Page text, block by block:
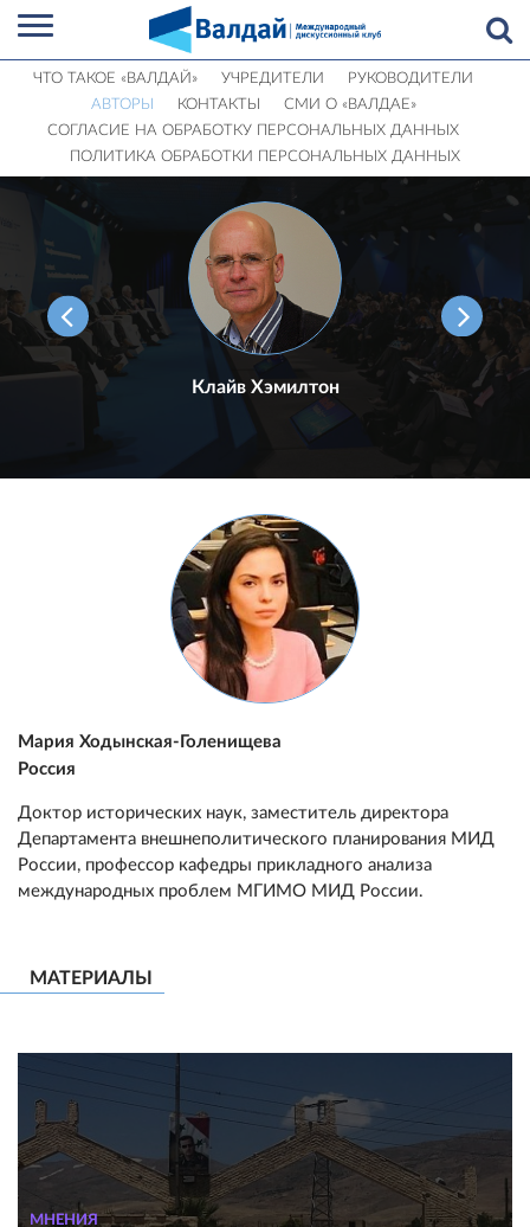
ЧТО ТАКОЕ «ВАЛДАЙ» УЧРЕДИТЕЛИ
РУКОВОДИТЕЛИ
АВТОРЫ
КОНТАКТЫ
СМИ О «ВАЛДАЕ»
СОГЛАСИЕ НА ОБРАБОТКУ ПЕРСОНАЛЬНЫХ ДАННЫХ
ПОЛИТИКА ОБРАБОТКИ ПЕРСОНАЛЬНЫХ ДАННЫХ
Клайв Хэмилтон
Мария Ходынская-Голенищева
Россия
Доктор исторических наук, заместитель директора
Департамента внешнеполитического планирования МИД
России, профессор кафедры прикладного анализа
международных проблем МГИМО МИД России.
МАТЕРИАЛЫ
МНЕНИЯ